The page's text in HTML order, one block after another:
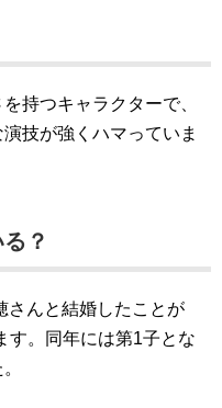
持つキャラクターで、
技が強くハマっていま
？
さんと結婚したことが
す。同年には第1子とな